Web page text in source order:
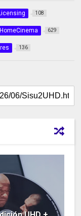
108
HomeCinema 629
136